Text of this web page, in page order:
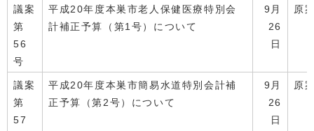
議案
第
56
号
平成20年度本巣市老人保健医療特別会
計補正予算（第1号）について
9月
26
日
原
議案
第
57
平成20年度本巣市簡易水道特別会計補
正予算（第2号）について
9月
26
日
原